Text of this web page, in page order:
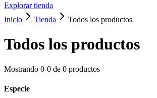
Explorar tienda
Inicio
Tienda Todos los productos
Todos los productos
Mostrando 0-0 de 0 productos
Especie